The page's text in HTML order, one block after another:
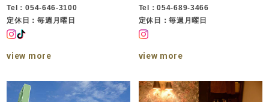
Tel：054-646-3100
定休日：毎週月曜日
view more
Tel：054-689-3466
定休日：毎週月曜日
view more